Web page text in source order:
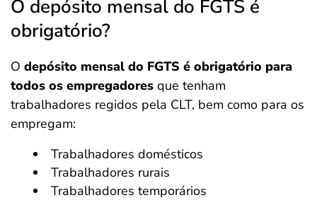
O depósito mensal do FGTS é
obrigatório?
O depósito mensal do FGTS é obrigatório para
todos os empregadores que tenham
trabalhadores regidos pela CLT, bem como para os
empregam:
Trabalhadores domésticos
Trabalhadores rurais
Trabalhadores temporários